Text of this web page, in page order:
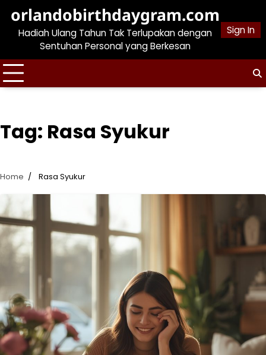
content
orlandobirthdaygram.com
Hadiah Ulang Tahun Tak Terlupakan dengan
Sentuhan Personal yang Berkesan
Sign In
Tag: Rasa Syukur
Home Rasa Syukur